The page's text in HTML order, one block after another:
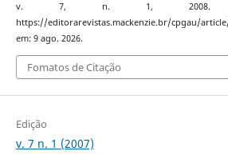
v. 7, n. 1, 2008.
https://editorarevistas.mackenzie.br/cpgau/
em: 9 ago. 2026.
Fomatos de Citação
Edição
v. 7 n. 1 (2007)